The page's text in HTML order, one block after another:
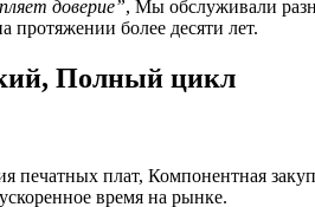
доверие”, Мы обслуживали
протяжении более десяти лет.
Полный цикл
печатных плат, Компонентная
время на рынке.